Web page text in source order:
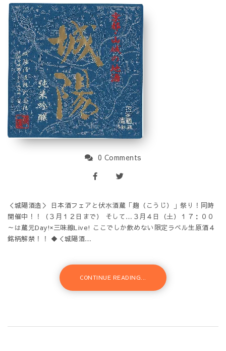
0 Comments
＜城陽酒造＞ 日本酒フェアと伏水酒蔵「麹（こうじ）」祭り！同時
開催中！！（３月１２日まで） そして…３月４日（土）１７：００
～は蔵元Day!×三味線Live! ここでしか飲めない限定ラベル生原酒４
銘柄解禁！！ ◆＜城陽酒…
CONTINUE READING...